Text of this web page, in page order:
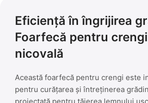
Eficiență în îngrijirea
Foarfecă pentru
nicovală
Această foarfecă pentru crengi este
pentru curățarea și întreținerea
proiectată pentru tăierea lemnului